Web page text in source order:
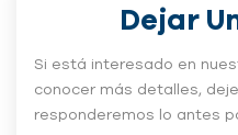
Dejar
Si está interesado en
conocer más detalles,
responderemos lo antes